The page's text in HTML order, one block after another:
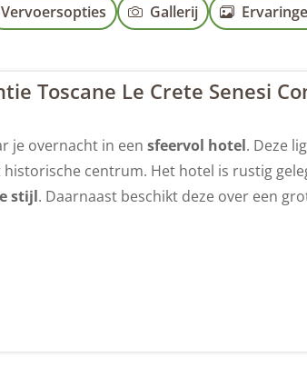
Vervoersopties Gallerij
Toscane Le Crete Senesi
je overnacht in een sfeervol hotel. Deze
centrum. Het hotel is rustig
stijl. Daarnaast beschikt deze over een